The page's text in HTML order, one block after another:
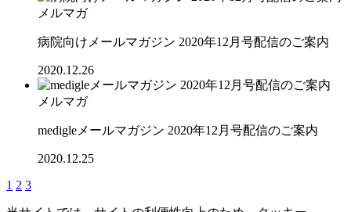
メルマガ
病院向けメールマガジン 2020年12月号配信のご案内
2020.12.26
メルマガ
medigleメールマガジン 2020年12月号配信のご案内
2020.12.25
1 2 3